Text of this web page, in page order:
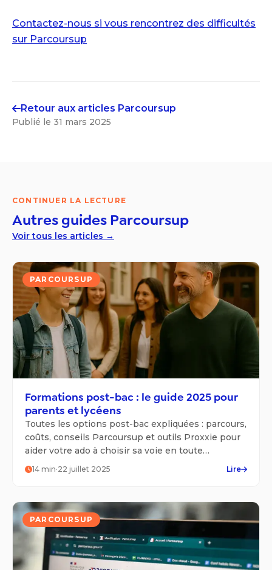
Contactez-nous si vous rencontrez des difficultés
sur Parcoursup
Retour aux articles Parcoursup
Publié le 31 mars 2025
CONTINUER LA LECTURE
Autres guidesParcoursup
Voir tous les articles →
PARCOURSUP
Formations post-bac : le guide 2025 pour
parents et lycéens
Toutes les options post-bac expliquées : parcours,
coûts, conseils Parcoursup et outils Proxxie pour
aider votre ado à choisir sa voie en toute
confiance.
14 min·22 juillet 2025 Lire
PARCOURSUP